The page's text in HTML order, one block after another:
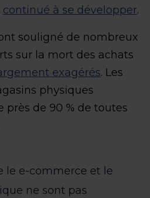
continué à se développer.
souligné de nombreux
sur la mort des achats
exagérés. Les
physiques
près de 90 % de toutes
le e-commerce et le
ne sont pas